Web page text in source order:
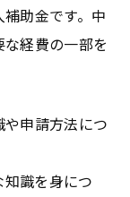
助金です。中
経費の一部を
申請方法につ
識を身につ